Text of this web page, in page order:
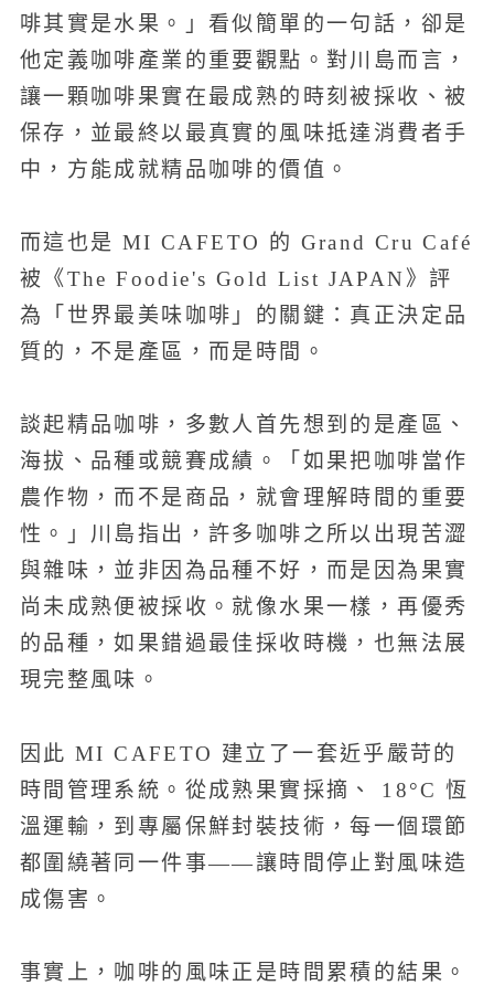
啡其實是水果。」看似簡單的一句話，卻是
他定義咖啡產業的重要觀點。對川島而言，
讓一顆咖啡果實在最成熟的時刻被採收、被
保存，並最終以最真實的風味抵達消費者手
中，方能成就精品咖啡的價值。
而這也是 MI CAFETO 的 Grand Cru Café
被《The Foodie's Gold List JAPAN》評
為「世界最美味咖啡」的關鍵：真正決定品
質的，不是產區，而是時間。
談起精品咖啡，多數人首先想到的是產區、
海拔、品種或競賽成績。「如果把咖啡當作
農作物，而不是商品，就會理解時間的重要
性。」川島指出，許多咖啡之所以出現苦澀
與雜味，並非因為品種不好，而是因為果實
尚未成熟便被採收。就像水果一樣，再優秀
的品種，如果錯過最佳採收時機，也無法展
現完整風味。
因此 MI CAFETO 建立了一套近乎嚴苛的
時間管理系統。從成熟果實採摘、 18°C 恆
溫運輸，到專屬保鮮封裝技術，每一個環節
都圍繞著同一件事——讓時間停止對風味造
成傷害。
事實上，咖啡的風味正是時間累積的結果。